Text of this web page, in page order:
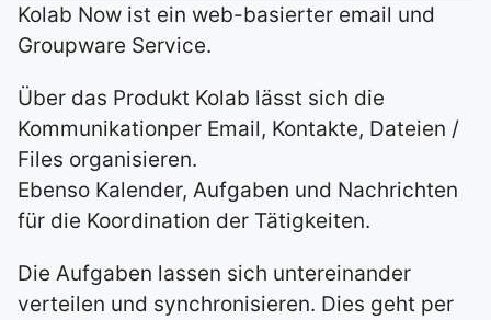
Kolab Now ist ein web-basierter email und
Groupware Service.
Über das Produkt Kolab lässt sich die
Kommunikationper Email, Kontakte, Dateien /
Files organisieren.
Ebenso Kalender, Aufgaben und Nachrichten
für die Koordination der Tätigkeiten.
Die Aufgaben lassen sich untereinander
verteilen und synchronisieren. Dies geht per